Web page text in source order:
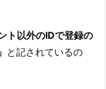
ト以外のIDで登録の
と記されているの